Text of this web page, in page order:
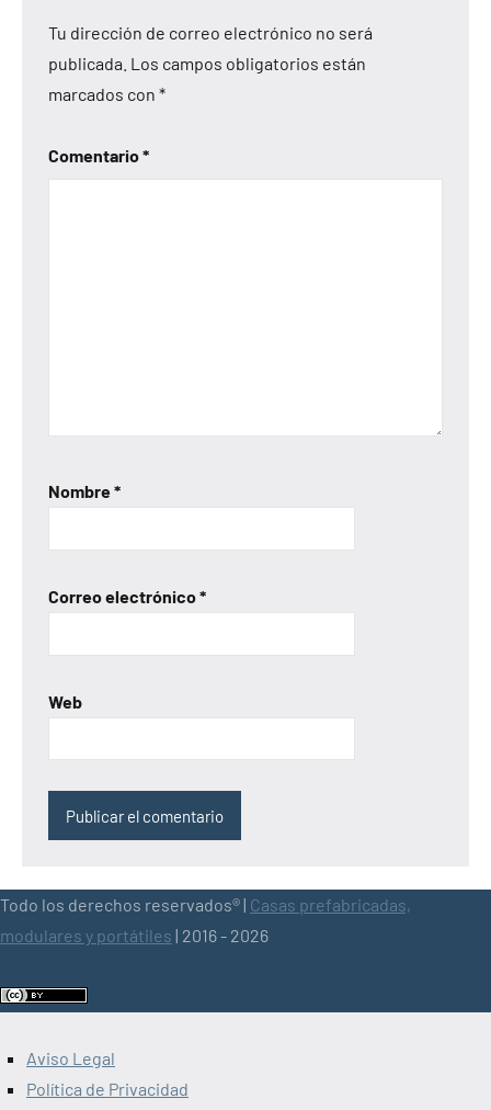
Tu dirección de correo electrónico no será
publicada. Los campos obligatorios están
marcados con *
Comentario*
Nombre*
Correo electrónico*
Web
Todo los derechos reservados® | Casas prefabricadas,
modulares y portátiles | 2016 - 2026
Aviso Legal
Política de Privacidad